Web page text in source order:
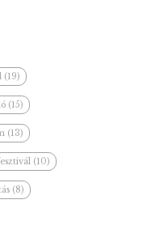
(19)
(15)
(13)
(10)
(8)